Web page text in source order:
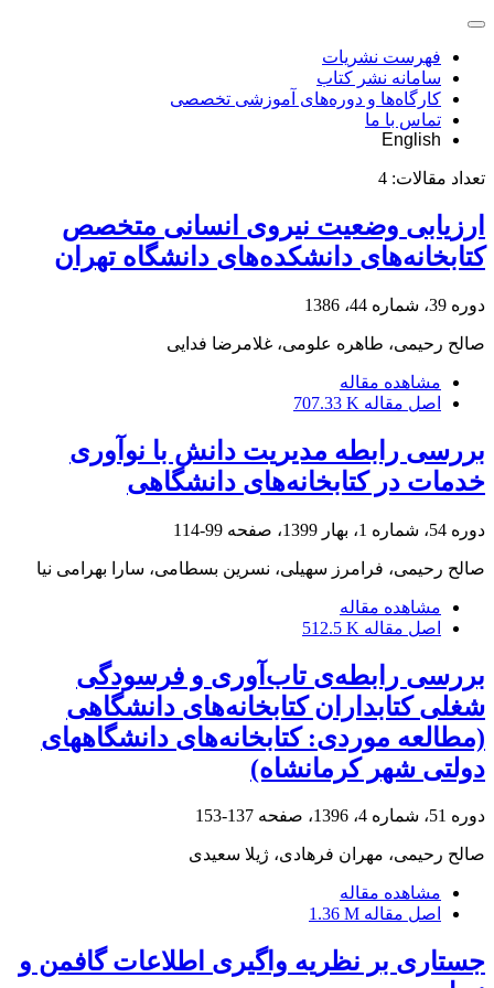
فهرست نشریات
سامانه نشر کتاب
کارگاه‌ها و دوره‌های آموزشی تخصصی
تماس با ما
English
تعداد مقالات: 4
ارزیابی وضعیت نیروی انسانی متخصص
کتابخانه‌های دانشکده‌های دانشگاه تهران
دوره 39، شماره 44، 1386
صالح رحیمی، طاهره علومی، غلامرضا فدایی
مشاهده مقاله
اصل مقاله 707.33 K
بررسی رابطه مدیریت دانش با نوآوری
خدمات در کتابخانه‌های دانشگاهی
دوره 54، شماره 1، بهار 1399، صفحه 99-114
صالح رحیمی، فرامرز سهیلی، نسرین بسطامی، سارا بهرامی نیا
مشاهده مقاله
اصل مقاله 512.5 K
بررسی رابطه‌ی تاب‌‌آوری و فرسودگی
شغلی کتابداران کتابخانه‌های دانشگاهی
(مطالعه موردی: کتابخانه‌های دانشگاههای
دولتی شهر کرمانشاه)
دوره 51، شماره 4، 1396، صفحه 137-153
صالح رحیمی، مهران فرهادی، ژیلا سعیدی
مشاهده مقاله
اصل مقاله 1.36 M
جستاری بر نظریه واگیری اطلاعات گافمن و